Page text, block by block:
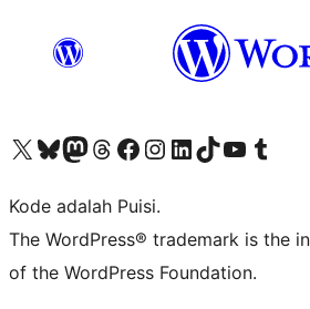
Kunjungi akun X (sebelumnya Twitter) kamiVisit our Bluesky account
Kunjungi akun Mastodon kami
Visit our Threads account
Kunjungi halaman Facebook kamiKunjungi akun Instagram kamiKunjungi akun LinkedIn kami
Visit our TikTok account
Kunjungi channel YouTube kamiVisit our
Kode adalah Puisi.
The WordPress® trademark is the
of the WordPress Foundation.